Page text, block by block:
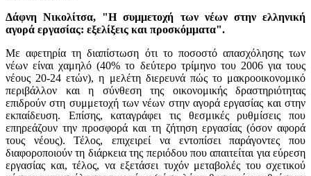
Δάφνη Νικολίτσα, "Η συμμετοχή των νέων στην ελληνική
αγορά εργασίας: εξελίξεις και προσκόμματα".
Με αφετηρία τη διαπίστωση ότι το ποσοστό απασχόλησης των
νέων είναι χαμηλό (40% το δεύτερο τρίμηνο του 2006 για τους
νέους 20-24 ετών), η μελέτη διερευνά πώς το μακροοικονομικό
περιβάλλον και η σύνθεση της οικονομικής δραστηριότητας
επιδρούν στη συμμετοχή των νέων στην αγορά εργασίας και στην
εκπαίδευση. Επίσης, καταγράφει τις θεσμικές ρυθμίσεις που
επηρεάζουν την προσφορά και τη ζήτηση εργασίας (όσον αφορά
τους νέους). Τέλος, επιχειρεί να εντοπίσει παράγοντες που
διαφοροποιούν τη διάρκεια της περιόδου που απαιτείται για εύρεση
εργασίας και, τέλος, να εξετάσει τυχόν μεταβολές του σχετικού